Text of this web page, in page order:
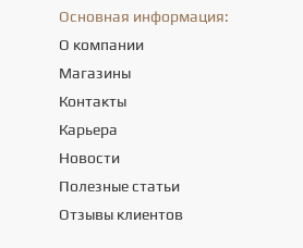
Основная информация:
О компании
Магазины
Контакты
Карьера
Новости
Полезные статьи
Отзывы клиентов